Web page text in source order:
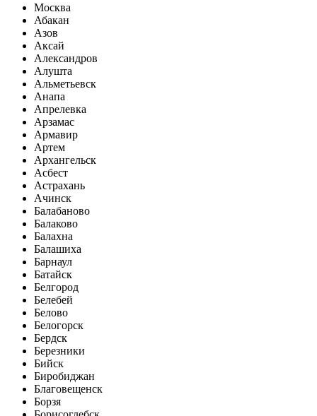
Москва
Абакан
Азов
Аксай
Александров
Алушта
Альметьевск
Анапа
Апрелевка
Арзамас
Армавир
Артем
Архангельск
Асбест
Астрахань
Ачинск
Балабаново
Балаково
Балахна
Балашиха
Барнаул
Батайск
Белгород
Белебей
Белово
Белогорск
Бердск
Березники
Бийск
Биробиджан
Благовещенск
Борзя